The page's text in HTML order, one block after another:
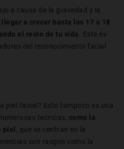
a causa de la gravedad y la
llegar a crecer hasta los 17 o 18
el resto de tu vida . Este es
del reconocimiento facial
piel facial? Esto tampoco es una
técnicas, como la
, que se centran en la
son rasgos como la